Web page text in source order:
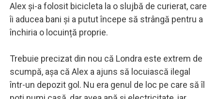
Alex și-a folosit bicicleta la o slujbă de curierat, care
îi aducea bani și a putut începe să strângă pentru a
închiria o locuință proprie.
Trebuie precizat din nou că Londra este extrem de
scumpă, așa că Alex a ajuns să locuiască ilegal
într-un depozit gol. Nu era genul de loc pe care să îl